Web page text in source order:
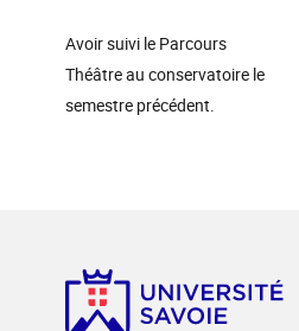
Avoir suivi le Parcours
Théâtre au conservatoire le
semestre précédent.